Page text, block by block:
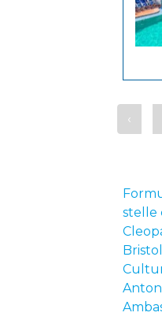
‹
stelle